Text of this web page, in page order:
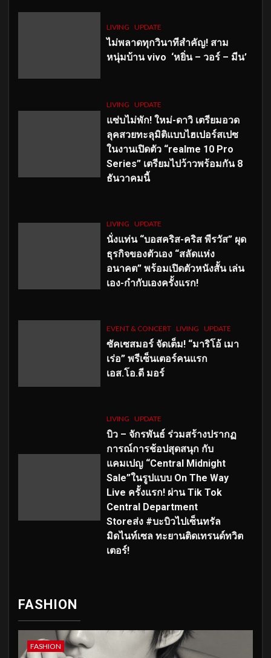
LIVING UPDATE
ไม่พลาดทุกวินาทีสำคัญ! สาม
หนุ่มบ้าน vivo ‘หยิ่น – วอร์ – มีน’
LIVING UPDATE
แซ่บไม่พัก! ใหม่-ดาวิ เตรียมอวด
ลุคสวยทะลุมิติแบบไฮเปอร์สเปซ
ในงานเปิดตัว “realme 10 Pro
Series” เตรียมไปว้าวพร้อมกัน 8
ธันวาคมนี้
LIVING UPDATE
นั่งแท่น “บอสคริส-คริส พีรวัส” ผุด
ธุรกิจของตัวเอง “สลัดแห่ง
อนาคต” พร้อมเปิดตัวหนังสั้น เล่น
เอง-กำกับเองครั้งแรก!
EVENT & CONCERT LIVING UPDATE
ซัคเซสมอร์ จัดเต็ม! “มาริโอ้ เมา
เร่อ” พรีเซ็นเตอร์คนแรก
เอส.โอ.ดี มอร์
LIVING UPDATE
บิว – จักรพันธ์ ร่วมสร้างปรากฏ
การณ์การช้อปสุดสนุก กับ
แคมเปญ “Central Midnight
Sale”ในรูปแบบ On The Way
Live ครั้งแรก! ผ่าน Tik Tok
Central Department
Storeส่ง #บะบิวไปเซ็นทรัล
มิดไนท์เซล ทะยานติดเทรนด์ทวิต
เตอร์!
FASHION
FASHION